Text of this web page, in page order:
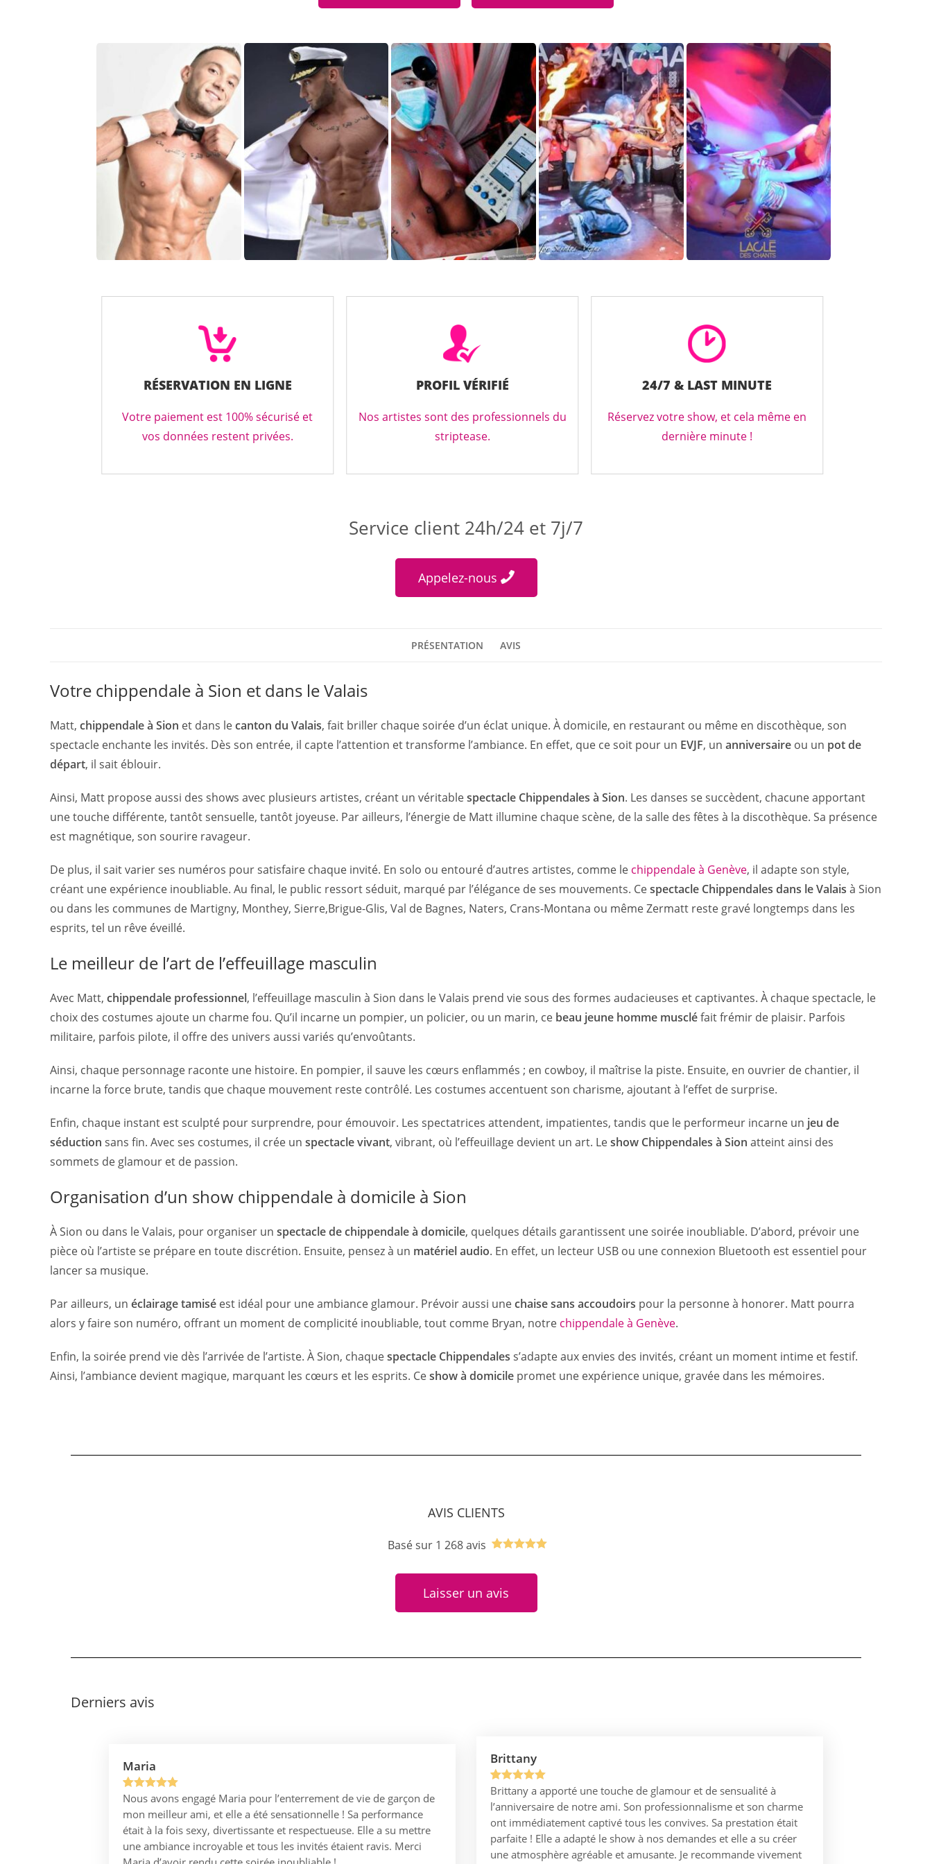
RÉSERVATION EN LIGNE
Votre paiement est 100% sécurisé et
vos données restent privées.
PROFIL VÉRIFIÉ
Nos artistes sont des professionnels du
striptease.
24/7 & LAST MINUTE
Réservez votre show, et cela même en
dernière minute !
Service client 24h/24 et 7j/7
Appelez-nous
PRÉSENTATION AVIS
Votre chippendale à Sion et dans le Valais
Matt, chippendale à Sion et dans lecanton du Valais, fait briller chaque soirée d’un éclat unique. À domicile, en restaurant ou même en discothèque, son
spectacle enchante les invités. Dès son entrée, il capte l’attention et transforme l’ambiance. En effet, que ce soit pour un EVJF, un anniversaire ou un pot de
départ, il sait éblouir.
Ainsi, Matt propose aussi des shows avec plusieurs artistes, créant un véritablespectacle Chippendales à Sion. Les danses se succèdent, chacune apportant
une touche différente, tantôt sensuelle, tantôt joyeuse. Par ailleurs, l’énergie de Matt illumine chaque scène, de la salle des fêtes à la discothèque. Sa présence
est magnétique, son sourire ravageur.
De plus, il sait varier ses numéros pour satisfaire chaque invité. En solo ou entouré d’autres artistes, comme le chippendale à Genève, il adapte son style,
créant une expérience inoubliable. Au final, le public ressort séduit, marqué par l’élégance de ses mouvements. Cespectacle Chippendales dans le Valais à Sion
ou dans les communes de Martigny, Monthey, Sierre,Brigue-Glis, Val de Bagnes, Naters, Crans-Montana ou même Zermatt reste gravé longtemps dans les
esprits, tel un rêve éveillé.
Le meilleur de l’art de l’effeuillage masculin
Avec Matt, chippendale professionnel, l’effeuillage masculin à Sion dans le Valais prend vie sous des formes audacieuses et captivantes. À chaque spectacle, le
choix des costumes ajoute un charme fou. Qu’il incarne un pompier, un policier, ou un marin, ce beau jeune homme muscléfait frémir de plaisir. Parfois
militaire, parfois pilote, il offre des univers aussi variés qu’envoûtants.
Ainsi, chaque personnage raconte une histoire. En pompier, il sauve les cœurs enflammés ; en cowboy, il maîtrise la piste. Ensuite, en ouvrier de chantier, il
incarne la force brute, tandis que chaque mouvement reste contrôlé. Les costumes accentuent son charisme, ajoutant à l’effet de surprise.
Enfin, chaque instant est sculpté pour surprendre, pour émouvoir. Les spectatrices attendent, impatientes, tandis que le performeur incarne un jeu de
séduction sans fin. Avec ses costumes, il crée un spectacle vivant, vibrant, où l’effeuillage devient un art. Leshow Chippendales à Sion atteint ainsi des
sommets de glamour et de passion.
Organisation d’un show chippendale à domicile à Sion
À Sion ou dans le Valais, pour organiser un spectacle de chippendale à domicile, quelques détails garantissent une soirée inoubliable. D’abord, prévoir une
pièce où l’artiste se prépare en toute discrétion. Ensuite, pensez à un matériel audio. En effet, un lecteur USB ou une connexion Bluetooth est essentiel pour
lancer sa musique.
Par ailleurs, un éclairage tamisé est idéal pour une ambiance glamour. Prévoir aussi unechaise sans accoudoirs pour la personne à honorer. Matt pourra
alors y faire son numéro, offrant un moment de complicité inoubliable, tout comme Bryan, notre chippendale à Genève.
Enfin, la soirée prend vie dès l’arrivée de l’artiste. À Sion, chaquespectacle Chippendales s’adapte aux envies des invités, créant un moment intime et festif.
Ainsi, l’ambiance devient magique, marquant les cœurs et les esprits. Ceshow à domicile promet une expérience unique, gravée dans les mémoires.
AVIS CLIENTS
Basé sur 1 268 avis
sur 5
basé sur
Laisser un avis
Derniers avis
Maria
Noté5.00
sur 5
basé sur
1
notation
Nous avons engagé Maria pour l’enterrement de vie de garçon de
mon meilleur ami, et elle a été sensationnelle ! Sa performance
était à la fois sexy, divertissante et respectueuse. Elle a su mettre
une ambiance incroyable et tous les invités étaient ravis. Merci
Brittany
Noté5.00
sur 5
basé sur
1
notation
client
Brittany a apporté une touche de glamour et de sensualité à
l’anniversaire de notre ami. Son professionnalisme et son charme
ont immédiatement captivé tous les convives. Sa prestation était
parfaite ! Elle a adapté le show à nos demandes et elle a su créer
une atmosphère agréable et amusante. Je recommande vivement